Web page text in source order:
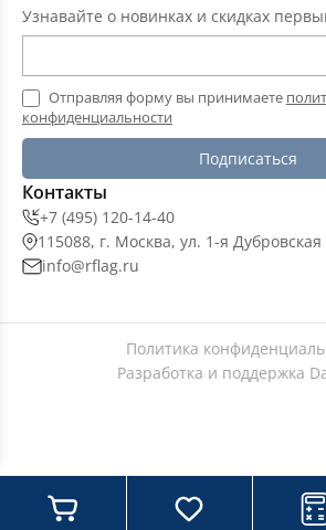
Узнавайте о новинках и скидках
Отправляя форму вы принимаете
конфиденциальности
Подписаться
Контакты
+7 (495) 120-14-40
115088, г. Москва, ул. 1-я Дубровская
info@rflag.ru
Политика
Разработка и поддержка